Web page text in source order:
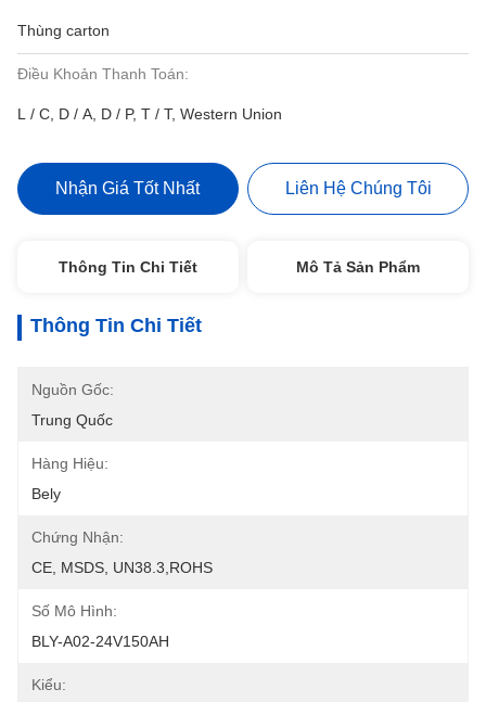
Thùng carton
Điều Khoản Thanh Toán:
L / C, D / A, D / P, T / T, Western Union
Nhận Giá Tốt Nhất Liên Hệ Chúng Tôi
Thông Tin Chi Tiết Mô Tả Sản Phẩm
Thông Tin Chi Tiết
Nguồn Gốc:
Trung Quốc
Hàng Hiệu:
Bely
Chứng Nhận:
CE, MSDS, UN38.3,ROHS
Số Mô Hình:
BLY-A02-24V150AH
Kiểu: